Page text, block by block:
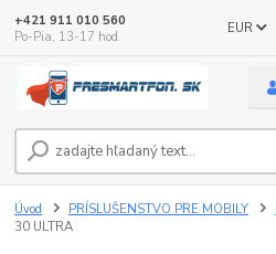
EUR
+421 911 010 560
Po-Pia, 13-17 hod.
Úvod PRÍSLUŠENSTVO PRE MOBILY
30 ULTRA